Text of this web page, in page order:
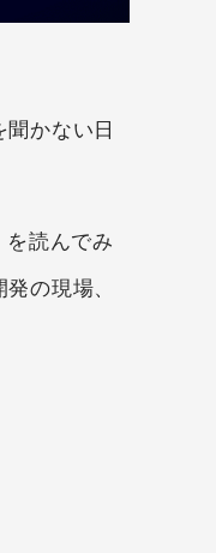
かない日
読んでみ
の現場、